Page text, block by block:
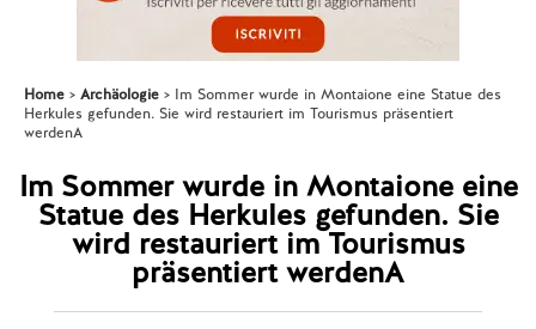
Home Archäologie
Im Sommer wurde in Montaione eine Statue des
Herkules gefunden. Sie wird restauriert im Tourismus präsentiert
werdenA
Im Sommer wurde in Montaione eine
Statue des Herkules gefunden. Sie
wird restauriert im Tourismus
präsentiert werdenA